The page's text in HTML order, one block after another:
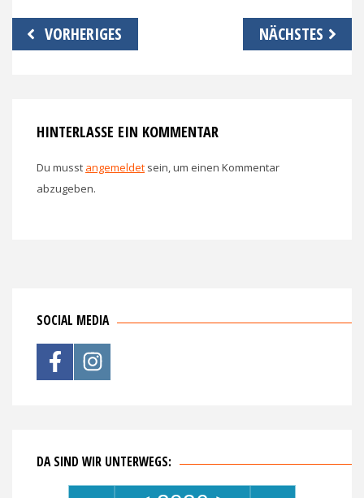
Beitragsnavigation
VORHERIGES NÄCHSTES
HINTERLASSE EIN KOMMENTAR
Du musst angemeldet sein, um einen Kommentar
abzugeben.
SOCIAL MEDIA
DA SIND WIR UNTERWEGS: